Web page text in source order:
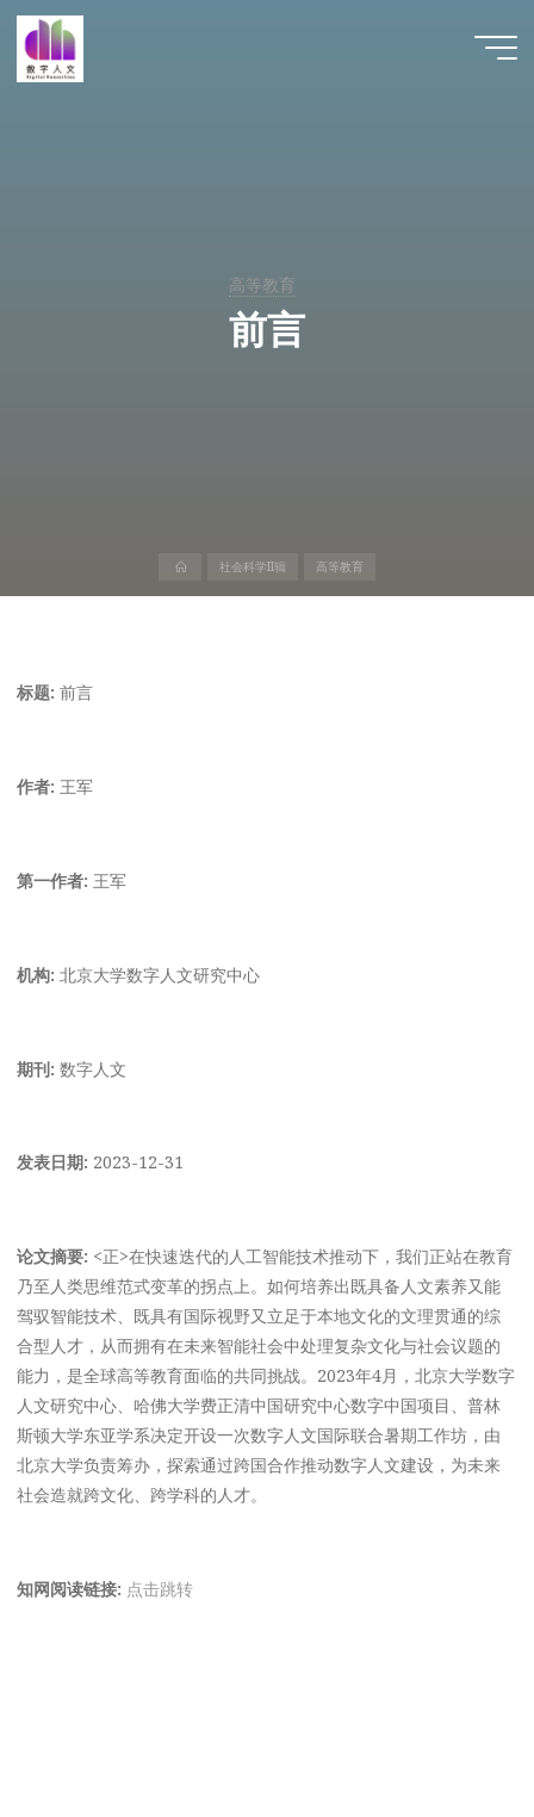
高等教育
前言
社会科学II辑 高等教育
标题: 前言
作者: 王军
第一作者: 王军
机构: 北京大学数字人文研究中心
期刊: 数字人文
发表日期: 2023-12-31
论文摘要: <正>在快速迭代的人工智能技术推动下，我们正站在教育
乃至人类思维范式变革的拐点上。如何培养出既具备人文素养又能
驾驭智能技术、既具有国际视野又立足于本地文化的文理贯通的综
合型人才，从而拥有在未来智能社会中处理复杂文化与社会议题的
能力，是全球高等教育面临的共同挑战。2023年4月，北京大学数字
人文研究中心、哈佛大学费正清中国研究中心数字中国项目、普林
斯顿大学东亚学系决定开设一次数字人文国际联合暑期工作坊，由
北京大学负责筹办，探索通过跨国合作推动数字人文建设，为未来
社会造就跨文化、跨学科的人才。
知网阅读链接: 点击跳转